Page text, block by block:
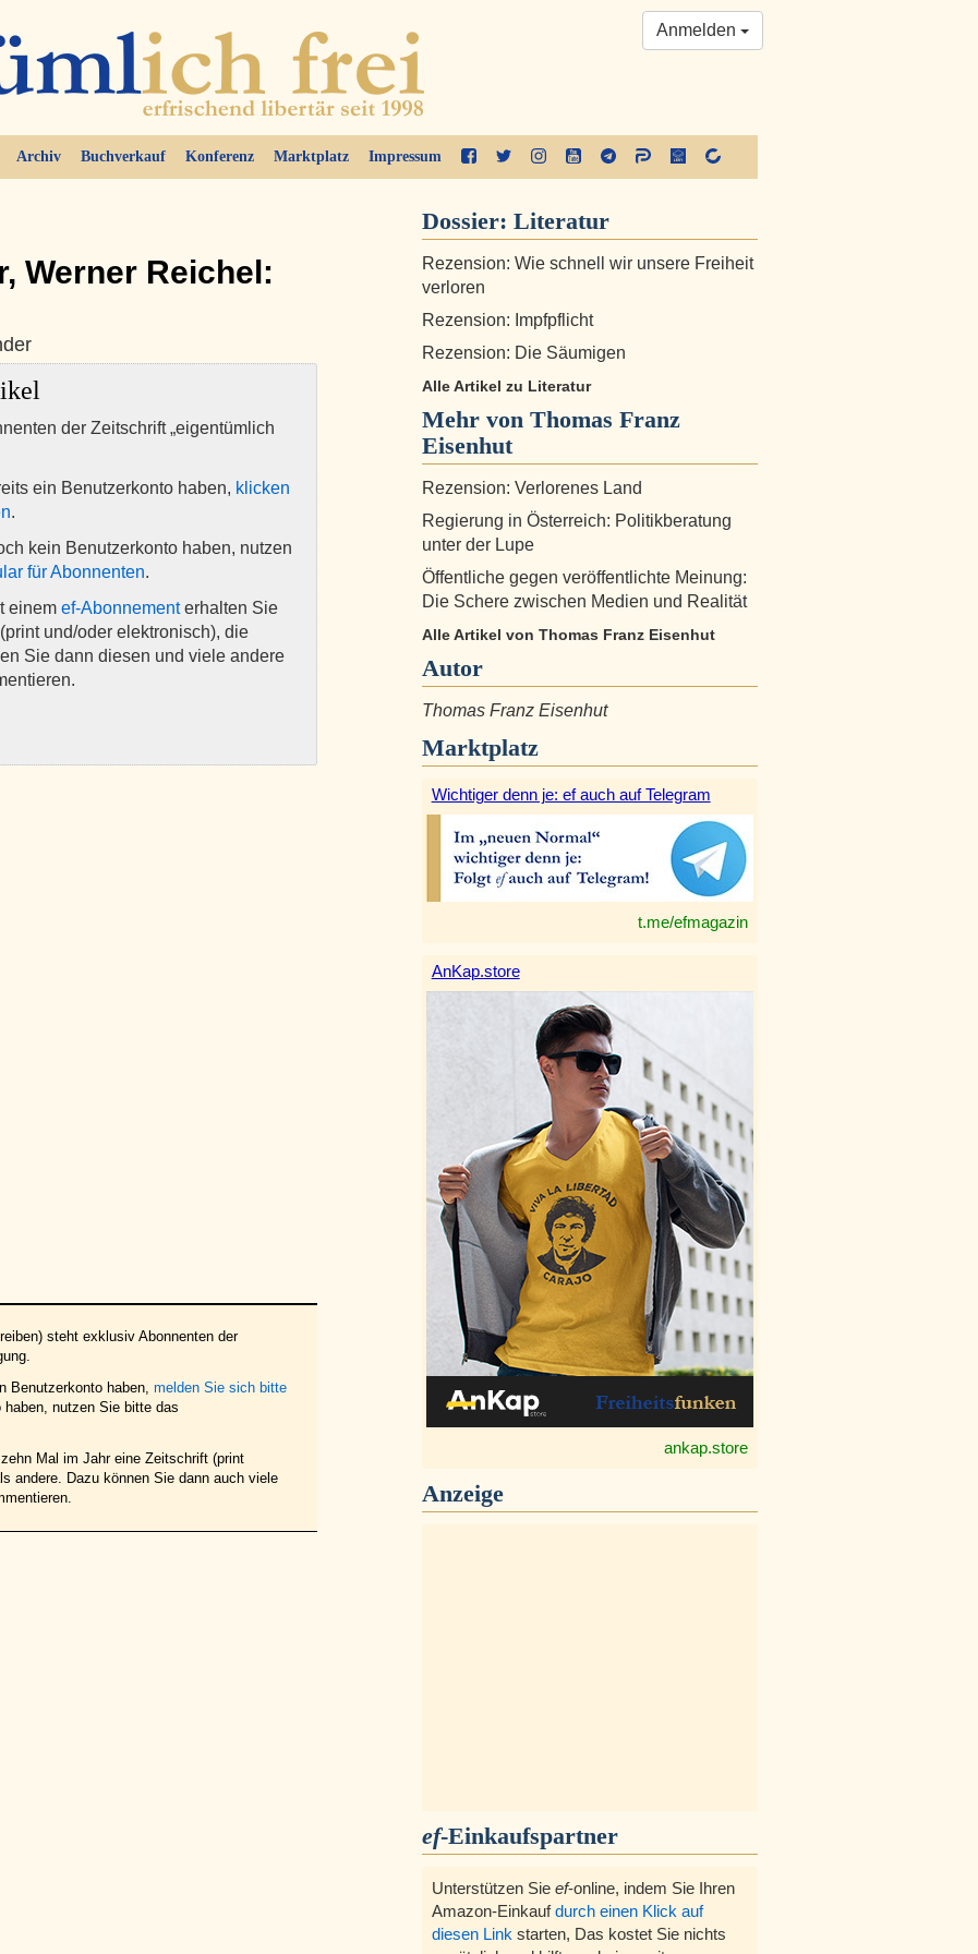
Archiv Buchverkauf Konferenz Marktplatz Impressum
Anmelden
Werner Reichel:
der Zeitschrift „eigentümlich
ein Benutzerkonto haben, klicken
.
kein Benutzerkonto haben, nutzen
für Abonnenten.
einem ef-Abonnementerhalten Sie
und/oder elektronisch), die
Sie dann diesen und viele andere
steht exklusiv Abonnenten der
Benutzerkonto haben, melden Sie sich bitte
nutzen Sie bitte das
Mal im Jahr eine Zeitschrift (print
andere. Dazu können Sie dann auch viele
Dossier: Literatur
Rezension: Wie schnell wir unsere Freiheit
verloren
Rezension: Impfpflicht
Rezension: Die Säumigen
Alle Artikel zu Literatur
Mehr von Thomas Franz
Eisenhut
Rezension: Verlorenes Land
Regierung in Österreich: Politikberatung
unter der Lupe
Öffentliche gegen veröffentlichte Meinung:
Die Schere zwischen Medien und Realität
Alle Artikel von Thomas Franz Eisenhut
Autor
Thomas Franz Eisenhut
Marktplatz
Wichtiger denn je: ef auch auf Telegram
t.me/efmagazin
AnKap.store
ankap.store
Anzeige
ef-Einkaufspartner
Unterstützen Sie ef-online, indem Sie Ihren
Amazon-Einkaufdurch einen Klick auf
diesen Link starten, Das kostet Sie nichts